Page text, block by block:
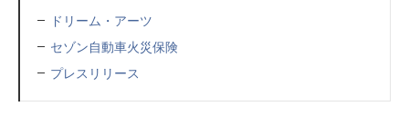
ドリーム・アーツ
セゾン自動車火災保険
プレスリリース